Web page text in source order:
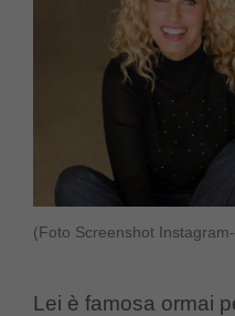
(Foto Screenshot
Lei è famosa ormai